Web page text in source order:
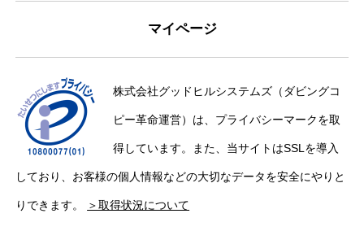
マイページ
株式会社グッドヒルシステムズ（ダビングコ
ピー革命運営）は、プライバシーマークを取
得しています。また、当サイトはSSLを導入
しており、お客様の個人情報などの大切なデータを安全にやりと
りできます。 ＞取得状況について